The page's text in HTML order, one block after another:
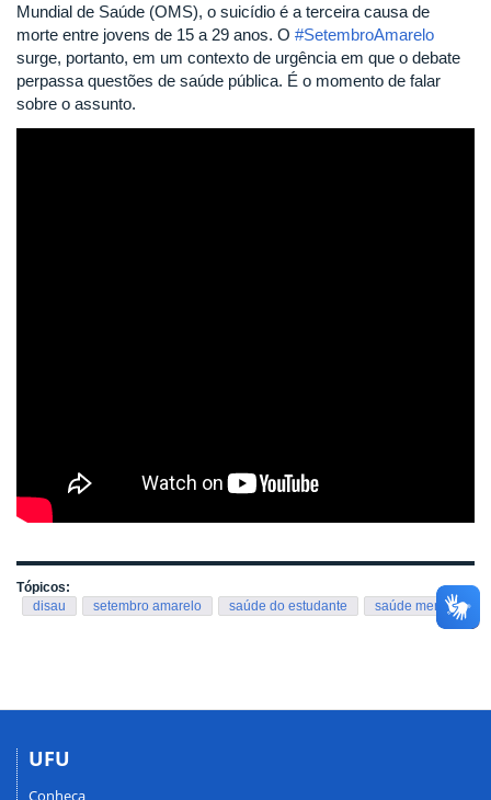
Mundial de Saúde (OMS), o suicídio é a terceira causa de
morte entre jovens de 15 a 29 anos. O #SetembroAmarelo
surge, portanto, em um contexto de urgência em que o debate
perpassa questões de saúde pública. É o momento de falar
sobre o assunto.
Tópicos:
disau
setembro amarelo saúde do estudante saúde mental
UFU
Conheça